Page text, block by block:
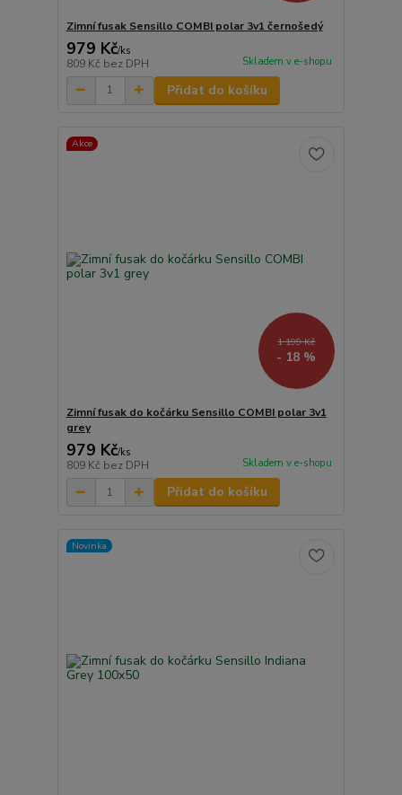
Zimní fusak Sensillo COMBI polar 3v1 černošedý
979 Kč/ks
809 Kč bez DPH Skladem v e-shopu
Přidat do košíku
Akce
1 199 Kč
- 18 %
Zimní fusak do kočárku Sensillo COMBI polar 3v1
grey
979 Kč/ks
809 Kč bez DPH Skladem v e-shopu
Přidat do košíku
Novinka